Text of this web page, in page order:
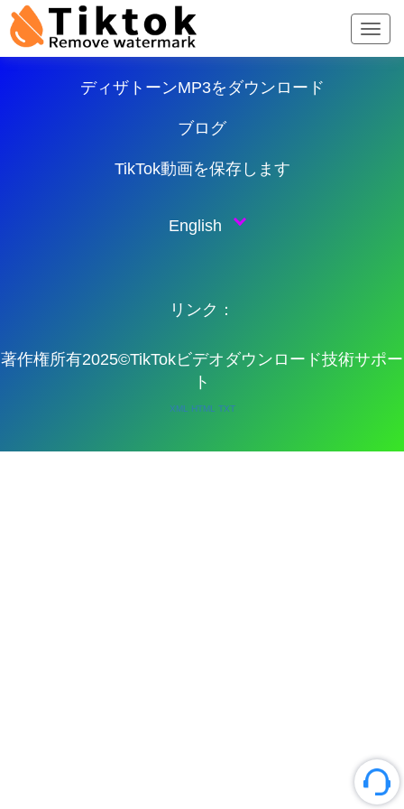
TikTokダウンローダー
ディザトーンMP3をダウンロード
ブログ
TikTok動画を保存します
English
リンク：
著作権所有2025©TikTokビデオダウンロード技術サポー
ト
XML HTML TXT